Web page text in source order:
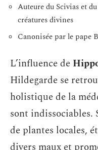
Auteure du Scivias et
créatures divines
Canonisée par le pape
L’influence de
Hildegarde se
holistique de la
sont indissociables.
de plantes locales,
divers maux et